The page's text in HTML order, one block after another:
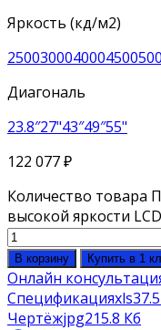
Яркость (кд/м2)
2500300040004500
Диагональ
23.8″27"43″49″55"
122 077₽
Количество товара
высокой яркости
В корзину Купить в 1
Онлайн
Спецификацияxls
Чертёжjpg215.8 Кб